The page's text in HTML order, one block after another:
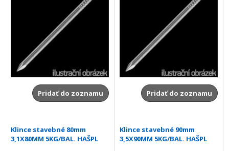
Pridať do zoznamu Pridať do zoznamu
Klince stavebné 80mm
3,1X80MM 5KG/BAL. HAŠPL
Klince stavebné 90mm
3,5X90MM 5KG/BAL. HAŠPL